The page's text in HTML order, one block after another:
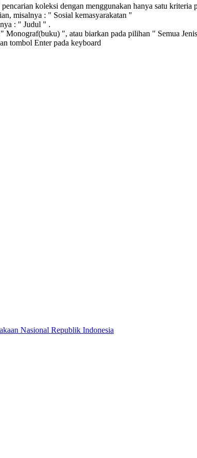
pencarian koleksi dengan menggunakan hanya satu kriteria
misalnya : " Sosial kemasyarakatan "
: " Judul " .
Monograf(buku) ", atau biarkan pada pilihan " Semua
tombol Enter pada keyboard
Nasional Republik Indonesia